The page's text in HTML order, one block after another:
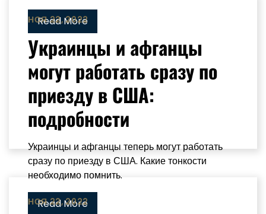
Read More
НОЯ 22, 2022
Украинцы и афганцы
могут работать сразу по
приезду в США:
подробности
Украинцы и афганцы теперь могут работать
сразу по приезду в США. Какие тонкости
необходимо помнить.
Read More
НОЯ 22, 2022